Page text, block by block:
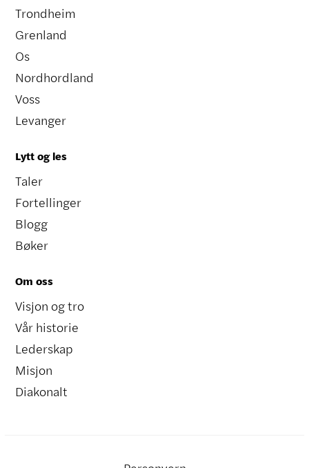
Trondheim
Grenland
Os
Nordhordland
Voss
Levanger
Lytt og les
Taler
Fortellinger
Blogg
Bøker
Om oss
Visjon og tro
Vår historie
Lederskap
Misjon
Diakonalt